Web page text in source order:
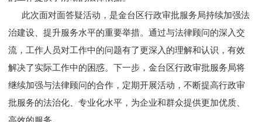
此次面对面答疑活动，是金台区行政审批服务局持续加强法
治建设、提升服务水平的重要举措。通过与法律顾问的深入交
流，工作人员对工作中的问题有了更深入的理解和认识，有效
解决了实际工作中的困惑。下一步，金台区行政审批服务局将
继续加强与法律顾问的合作，定期开展活动，不断提高行政审
批服务的法治化、专业化水平，为企业和群众提供更加优质、